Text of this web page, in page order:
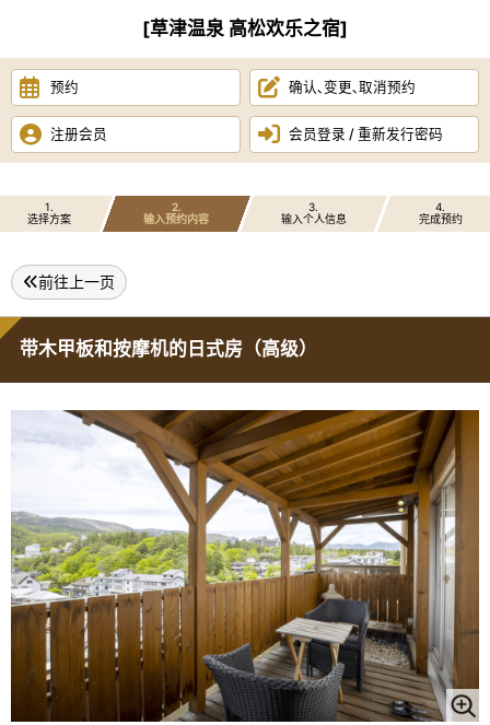
[草津温泉 高松欢乐之宿]
预约 确认､变更､取消预约
注册会员 会员登录 / 重新发行密码
1
选择方案
2
输入预约内容
3
输入个人信息
4
完成预约
前往上一页
带木甲板和按摩机的日式房（高级）